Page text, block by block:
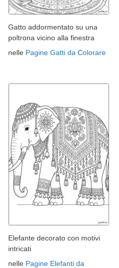
Gatto addormentato su una
poltrona vicino alla finestra
nelle Pagine Gatti da Colorare
Elefante decorato con motivi
intricati
nelle Pagine Elefanti da